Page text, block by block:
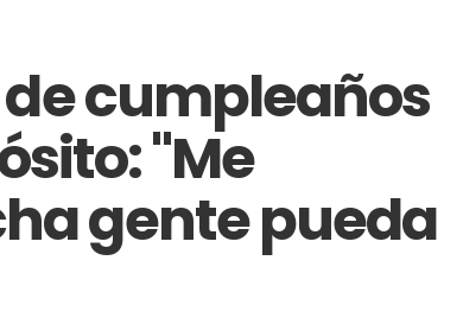
cumpleaños
"Me
gente pueda